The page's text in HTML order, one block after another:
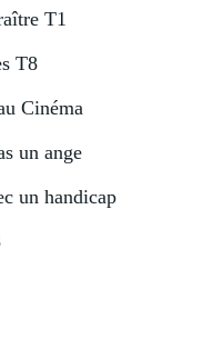
T1
T8
Cinéma
un ange
un handicap